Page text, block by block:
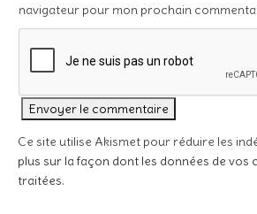
navigateur pour mon prochain
Ce site utilise Akismet pour réduire les
plus sur la façon dont les données de
traitées.